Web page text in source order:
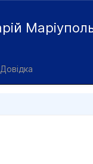
Довідка